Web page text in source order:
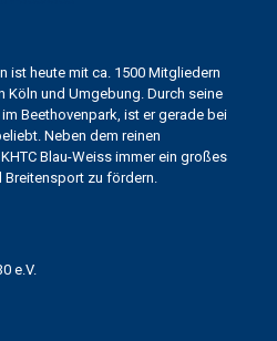
ist heute mit ca. 1500 Mitgliedern
Köln und Umgebung. Durch seine
Beethovenpark, ist er gerade bei
Neben dem reinen
Blau-Weiss immer ein großes
Breitensport zu fördern.
e.V.